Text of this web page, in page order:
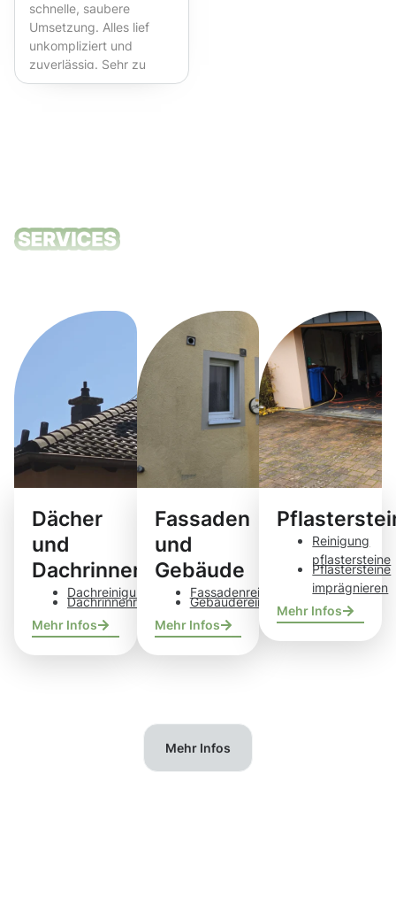
schnelle, saubere
Umsetzung. Alles lief
unkompliziert und
zuverlässig. Sehr zu
empfehlen!
Dächer
und
Dachrinnen
Dachreinigung
Dachrinnenreinigung
Mehr Infos
Fassaden
und
Gebäude
Fassadenreinigung
Gebäudereinigung
Mehr Infos
Reinigung
pflastersteine
Pflastersteine
imprägnieren
Mehr Infos
Mehr Infos